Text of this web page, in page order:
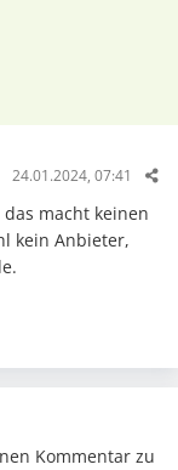
24.01.2024, 07:41
macht keinen
kein Anbieter,
Kommentar zu